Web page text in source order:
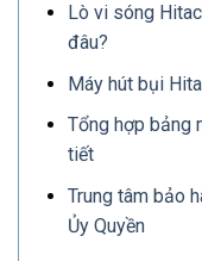
Lò vi sóng
đâu?
Máy hút bụi
Tổng hợp bảng
tiết
Trung tâm bảo
Ủy Quyền